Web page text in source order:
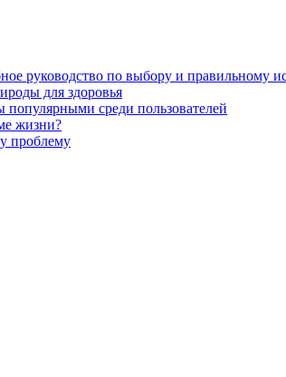
руководство по выбору и правильному
для здоровья
среди пользователей
жизни?
проблему